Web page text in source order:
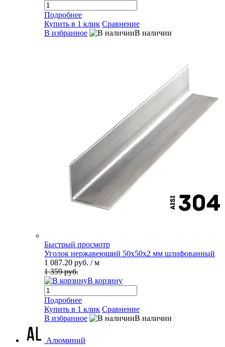
Подробнее
Купить в 1 клик Сравнение
В избранное
В наличии
Быстрый просмотр
Уголок нержавеющий 50х50х2 мм шлифованный
1 087.20 руб. / м
1 359 руб.
В корзину
Подробнее
Купить в 1 клик Сравнение
В избранное
В наличии
Алюминий